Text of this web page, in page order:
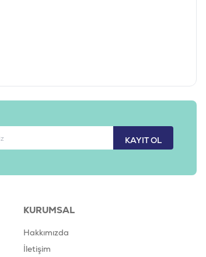
KAYIT OL
KURUMSAL
Hakkımızda
İletişim